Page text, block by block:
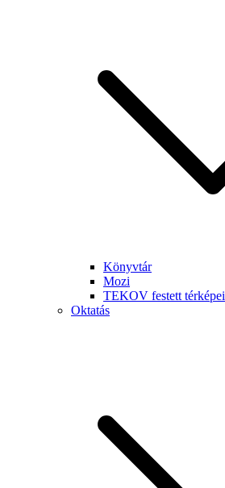
Könyvtár
Mozi
TEKOV festett térképei
Oktatás